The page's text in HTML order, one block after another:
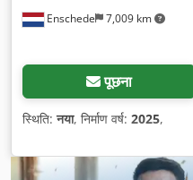
Enschede 7,009 km
पूछना
स्थिति:नया, निर्माण वर्ष: 2025,